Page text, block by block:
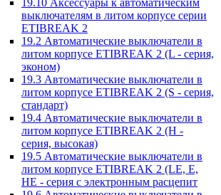
19.10 Аксессуары к автоматическим
выключателям в литом корпусе серии
ETIBREAK 2
19.2 Автоматические выключатели в
литом корпусе ETIBREAK 2 (L - серия,
эконом)
19.3 Автоматические выключатели в
литом корпусе ETIBREAK 2 (S - серия,
стандарт)
19.4 Автоматические выключатели в
литом корпусе ETIBREAK 2 (H -
серия, высокая)
19.5 Автоматические выключатели в
литом корпусе ETIBREAK 2 (LE, E,
HE - серия с электронным расцепит